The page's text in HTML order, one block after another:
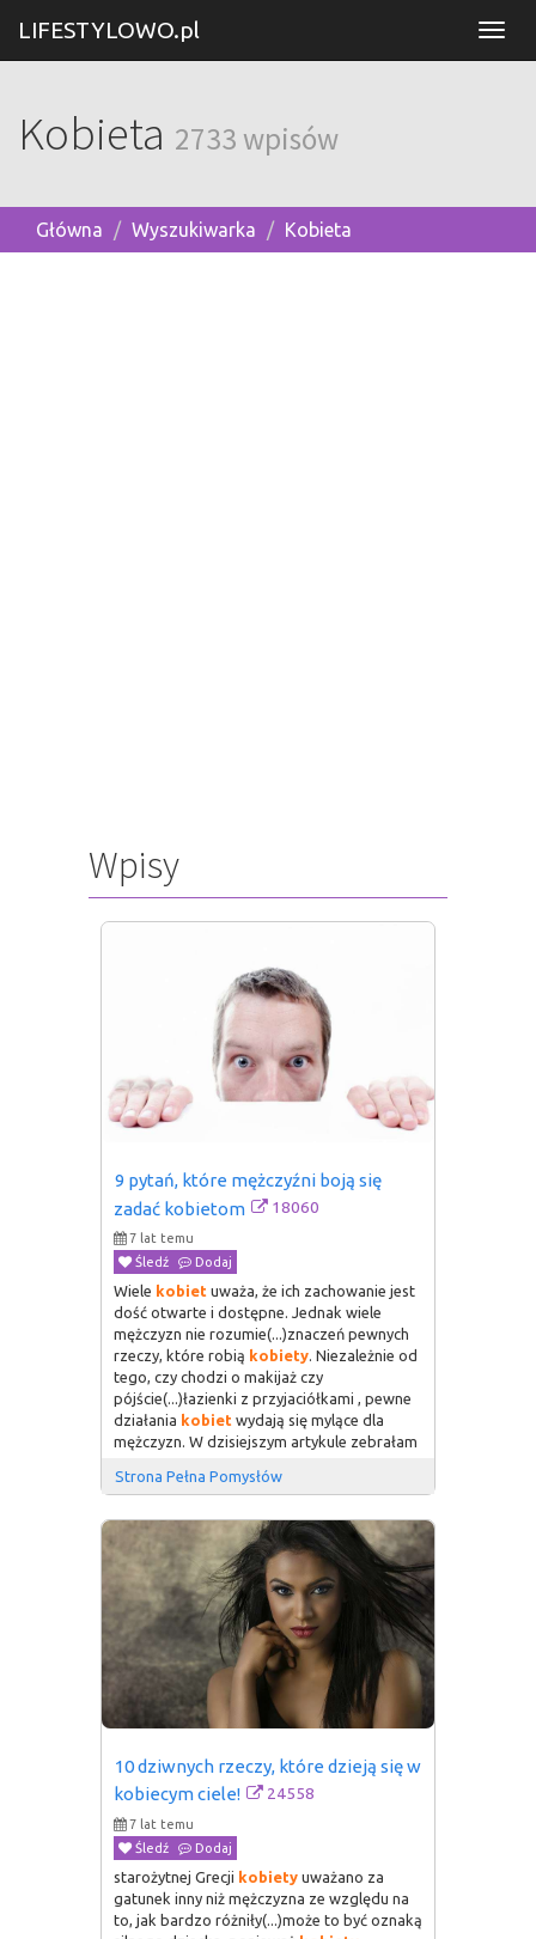
LIFESTYLOWO.pl
Kobieta 2733 wpisów
Główna Wyszukiwarka Kobieta
Wpisy
9 pytań, które mężczyźni boją się
zadać kobietom
18060
7 lat temu
Śledź
Dodaj
Wiele kobiet uważa, że ich zachowanie jest
dość otwarte i dostępne. Jednak wiele
mężczyzn nie rozumie(...)znaczeń pewnych
rzeczy, które robią kobiety . Niezależnie od
tego, czy chodzi o makijaż czy
pójście(...)łazienki z przyjaciółkami , pewne
działania kobiet wydają się mylące dla
mężczyzn. W dzisiejszym artykule zebrałam
Strona Pełna Pomysłów
10 dziwnych rzeczy, które dzieją się w
kobiecym ciele!
24558
7 lat temu
Śledź
Dodaj
starożytnej Grecji kobiety uważano za
gatunek inny niż mężczyzna ze względu na
to, jak bardzo różniły(...)może to być oznaką